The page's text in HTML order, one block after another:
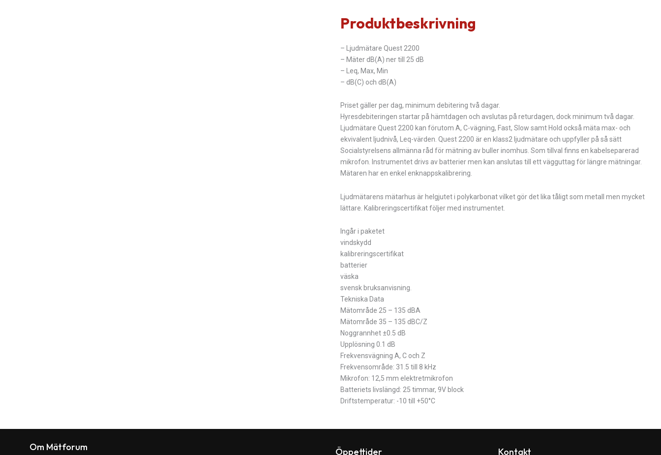
Quest
2200
Produktbeskrivning
– Ljudmätare Quest 2200
– Mäter dB(A) ner till 25 dB
– Leq, Max, Min
– dB(C) och dB(A)
Priset gäller per dag, minimum debitering två dagar.
Hyresdebiteringen startar på hämtdagen och avslutas på returdagen, dock minimum två dagar.
Ljudmätare Quest 2200 kan förutom A, C-vägning, Fast, Slow samt Hold också mäta max- och
ekvivalent ljudnivå, Leq-värden. Quest 2200 är en klass2 ljudmätare och uppfyller på så sätt
Socialstyrelsens allmänna råd för mätning av buller inomhus. Som tillval finns en kabelseparerad
mikrofon. Instrumentet drivs av batterier men kan anslutas till ett vägguttag för längre mätningar.
Mätaren har en enkel enknappskalibrering.
Ljudmätarens mätarhus är helgjutet i polykarbonat vilket gör det lika tåligt som metall men mycket
lättare. Kalibreringscertifikat följer med instrumentet.
Ingår i paketet
vindskydd
kalibreringscertifikat
batterier
väska
svensk bruksanvisning.
Tekniska Data
Mätområde 25 – 135 dBA
Mätområde 35 – 135 dBC/Z
Noggrannhet ±0.5 dB
Upplösning 0.1 dB
Frekvensvägning A, C och Z
Frekvensområde: 31.5 till 8 kHz
Mikrofon: 12,5 mm elektretmikrofon
Batteriets livslängd: 25 timmar, 9V block
Driftstemperatur: -10 till +50°C
Om Mätforum Öppettider Kontakt